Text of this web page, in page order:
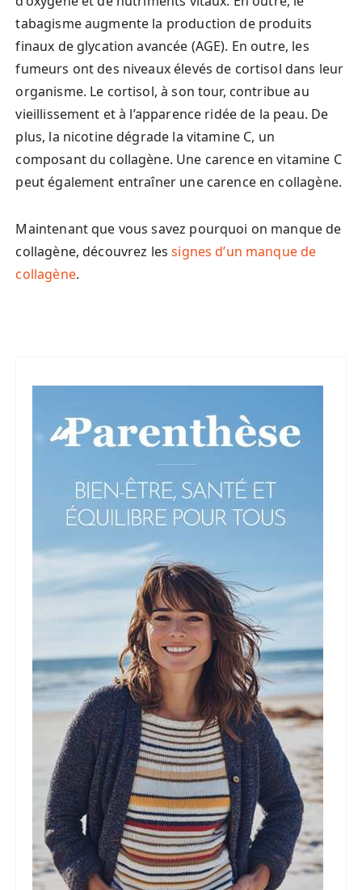
tabagisme augmente la production de produits
finaux de glycation avancée (AGE). En outre, les
fumeurs ont des niveaux élevés de cortisol dans leur
organisme. Le cortisol, à son tour, contribue au
vieillissement et à l’apparence ridée de la peau. De
plus, la nicotine dégrade la vitamine C, un
composant du collagène. Une carence en vitamine C
peut également entraîner une carence en collagène.
Maintenant que vous savez pourquoi on manque de
collagène, découvrez lessignes d’un manque de
collagène.